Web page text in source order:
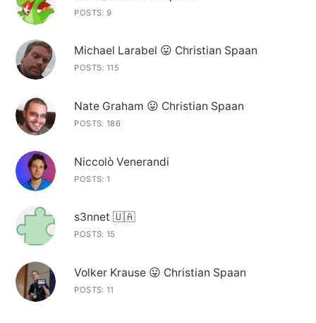
POSTS: 9
Michael Larabel 😛 Christian Spaan
POSTS: 115
Nate Graham 😛 Christian Spaan
POSTS: 186
Niccolò Venerandi
POSTS: 1
s3nnet 🇺🇦
POSTS: 15
Volker Krause 😛 Christian Spaan
POSTS: 11